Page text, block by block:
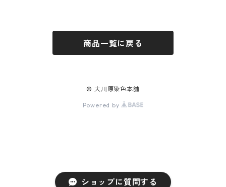
ショップに質問する
商品一覧に戻る
© 大川原染色本舗
Powered by